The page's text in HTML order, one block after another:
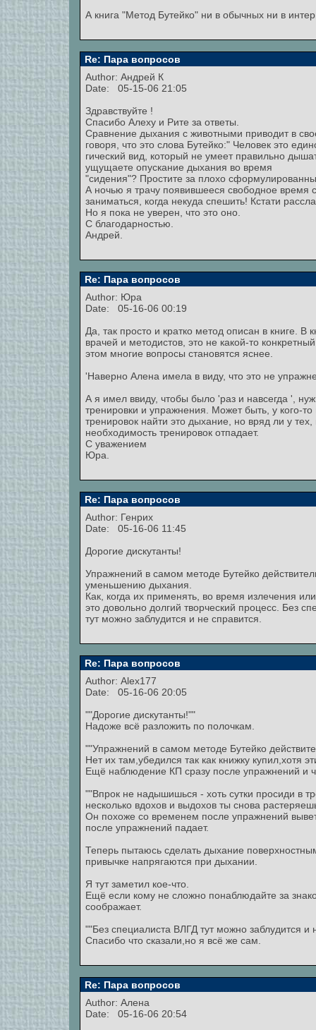
А книга "Метод Бутейко" ни в обычных ни в
Re: Пара вопросов
Author: Андрей К
Date: 05-15-06 21:05
Здравствуйте !
Спасибо Алеху и Рите за ответы.
Сравнение дыхания с животными приводит в
говоря, что это слова Бутейко:" Человек это
гический вид, который не умеет правильно
ущущаете опускание дыхания во время
"сидения"? Простите за плохо
А ночью я трачу появившееся свободное время
заниматься, когда некуда спешить! Кстати
Но я пока не уверен, что это оно.
С благодарностью.
Андрей.
Re: Пара вопросов
Author: Юра
Date: 05-16-06 00:19
Да, так просто и кратко метод описан в книге. В
врачей и методистов, это не какой-то
этом многие вопросы становятся яснее.
'Наверно Алена имела в виду, что это не
А я имел ввиду, чтобы было 'раз и навсегда ',
тренировки и упражнения. Может быть, у кого-
тренировок найти это дыхание, но вряд ли у
необходимость тренировок отпадает.
С уважением
Юра.
Re: Пара вопросов
Author: Генрих
Date: 05-16-06 11:45
Дорогие дискутанты!
Упражнений в самом методе Бутейко
уменьшению дыхания.
Как, когда их применять, во время излечения
это довольно долгий творческий процесс. Без
тут можно заблудится и не справится.
Re: Пара вопросов
Author: Alex177
Date: 05-16-06 20:05
""Дорогие дискутанты!""
Надоже всё разложить по полочкам.
""Упражнений в самом методе Бутейко
Нет их там,убедился так как книжку купил,хотя
Ещё наблюдение КП сразу после упражнений и
""Впрок не надышишься - хоть сутки просиди в
несколько вдохов и выдохов ты снова
Он похоже со временем после упражнений
после упражнений падает.
Теперь пытаюсь сделать дыхание
привычке напрягаются при дыхании.
Я тут заметил кое-что.
Ещё если кому не сложно понаблюдайте за
соображает.
""Без специалиста ВЛГД тут можно заблудится и
Спасибо что сказали,но я всё же сам.
Re: Пара вопросов
Author: Алена
Date: 05-16-06 20:54